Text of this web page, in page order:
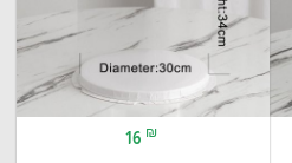
16 ₪